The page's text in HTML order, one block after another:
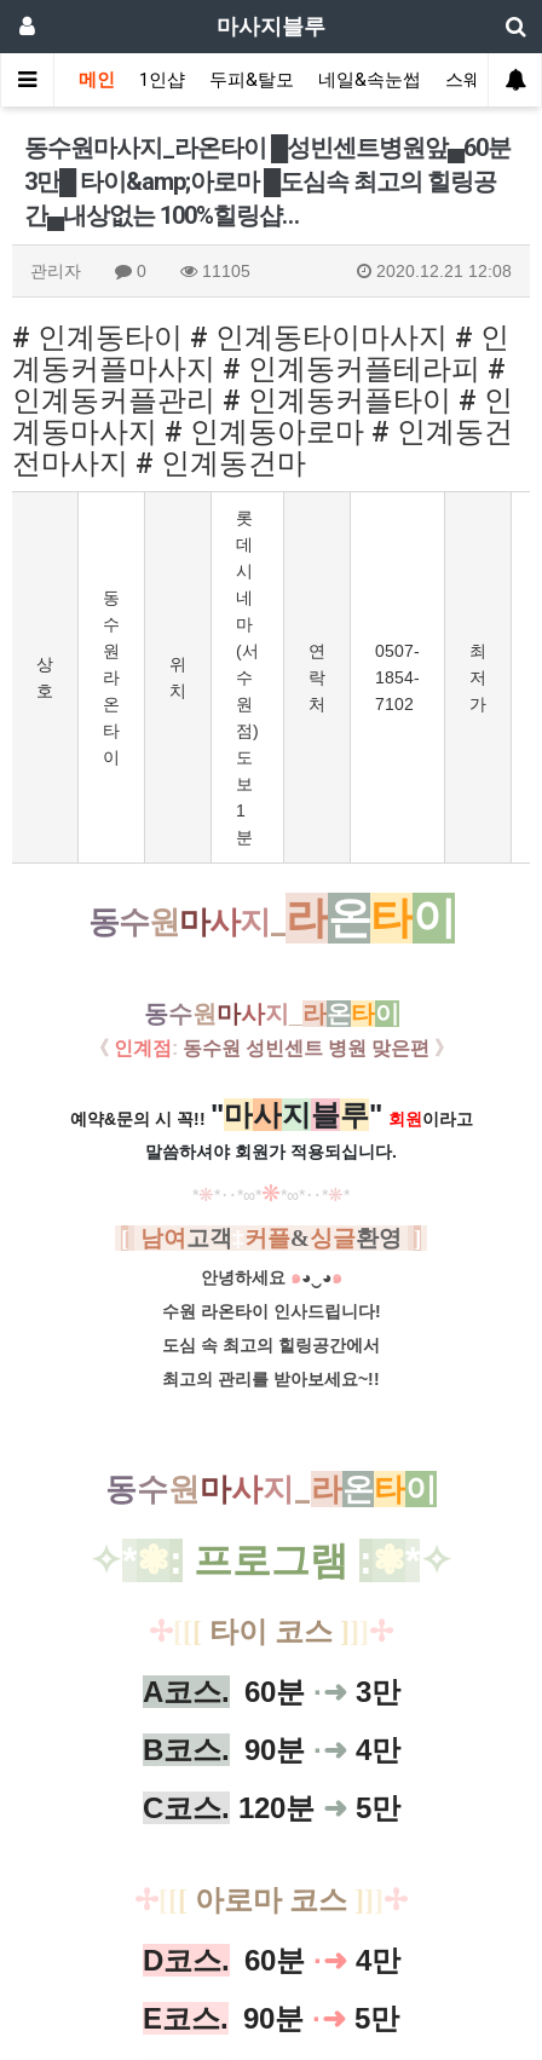
마사지블루
메인 1인샵 두피&탈모 네일&속눈썹 스웨디시(
동수원마사지_라온타이 █성빈센트병원앞▄60분
3만█ 타이&amp;아로마 █도심속 최고의 힐링공
간▄내상없는 100%힐링샵…
관리자 0 11105 2020.12.21 12:08
# 인계동타이 # 인계동타이마사지 # 인
계동커플마사지 # 인계동커플테라피 #
인계동커플관리 # 인계동커플타이 # 인
계동마사지 # 인계동아로마 # 인계동건
전마사지 # 인계동건마
상
호
동
수
원
라
온
타
이
위
치
롯
데
시
네
마
(서
수
원
점)
도
보
1
분
연
락
처
0507-
1854-
7102
최
저
가
동수원마사지 라온타이
동수원 마사지 라온타이
《 인계점 : 동수원 성빈센트 병원 맞은편 》
예약&문의 시 꼭!! "마사지 블루" 회원 이라고
말씀하셔야 회원가 적용되십니다.
*❋*‥ *∞*❋*∞*‥*❋*
[ 남여 고객‡커플&싱글환영 ]
안녕하세요 ๑◕‿◕๑
수원 라온타이 인사드립니다!
도심 속 최고의 힐링공간에서
최고의 관리를 받아보세요~!!
동수원마사지 라온타이
✧*❃: 프로그램 :❃*✧
✢[ [ [ 타이 코스 ] ] ] ✢
A코스. 60분 ·➜ 3만
B코스. 90분 ·➜ 4만
C코스. 120분 ➜ 5만
✢[ [ [ 아로마 코스 ] ] ] ✢
D코스. 60분 ·➜ 4만
E코스. 90분 ·➜ 5만